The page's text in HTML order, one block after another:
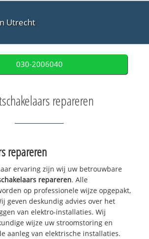
Utrecht
030-2006040
repareren
repareren
ervaring zijn wij uw betrouwbare
repareren. Alle
op professionele wijze opgepakt,
geven deskundig advies over het
van elektro-installaties. Wij
wijze uw stroomstoring en
aanleg van elektrische installaties.